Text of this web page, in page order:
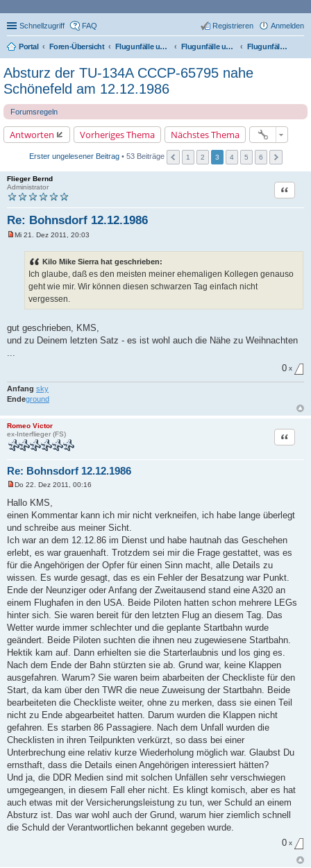
Schnellzugriff FAQ Anmelden
Registrieren
Portal Foren-Übersicht Flugunfälle und Zwischenfälle Flugunfälle und Zwischenfälle (historisch) Flugunfälle & besondere Vorkommnisse bei der Interflug
Absturz der TU-134A CCCP-65795 nahe
Schönefeld am 12.12.1986
Forumsregeln
Antworten Vorheriges Thema Nächstes Thema
Erster ungelesener Beitrag• 53 Beiträge 1 2 3 4 5 6
Flieger Bernd
Administrator
Re: Bohnsdorf 12.12.1986
Zitat
B
e
g
Mi 21. Dez 2011, 20:03
Kilo Mike Sierra hat geschrieben:
Ich glaube, daß es den meisten meiner ehemaligen Kollegen genauso
geht wie mir. Wir können diesen schwarzen Tag einfach nicht
vergessen.
gut geschrieben, KMS,
und zu Deinem letzten Satz - es ist wohl auch die Nähe zu Weihnachten
...
0 x
Anfang sky
Endeground
Romeo Victor
ex-Interflieger (FS)
Re: Bohnsdorf 12.12.1986
Zitat
n
g
e
e
s
e
n
e
B
e
t
r
a
g
Do 22. Dez 2011, 00:16
Hallo KMS,
einen Kommentar kann ich mir nicht verkneifen, ich habe lange überlegt
und schreibe aus meiner Sicht.
Ich war an dem 12.12.86 im Dienst und habe hautnah das Geschehen
erlebt, es war grauenhaft. Trotzdem sei mir die Frage gestattet, was es
für die Angehörigen der Opfer für einen Sinn macht, alle Details zu
wissen. Es wurde gesagt, das es ein Fehler der Besatzung war Punkt.
Ende der Neunziger oder Anfang der Zweitausend stand eine A320 an
einem Flughafen in den USA. Beide Piloten hatten schon mehrere LEGs
hinter sich. Sie waren bereit für den letzten Flug an diesem Tag. Das
Wetter wurde immer schlechter und die geplante Startbahn wurde
geändert. Beide Piloten suchten die ihnen neu zugewiesene Startbahn.
Hektik kam auf. Dann erhielten sie die Starterlaubnis und los ging es.
Nach dem Ende der Bahn stürzten sie ab. Grund war, keine Klappen
ausgefahren. Warum? Sie waren beim abarbeiten der Checkliste für den
Start, da kam über den TWR die neue Zuweisung der Startbahn. Beide
bearbeiteten die Checkliste weiter, ohne zu merken, dass sie einen Teil
nicht zu Ende abgearbeitet hatten. Darum wurden die Klappen nicht
gefahren. Es starben 86 Passagiere. Nach dem Unfall wurden die
Checklisten in ihren Teilpunkten verkürzt, so dass bei einer
Unterbrechung eine relativ kurze Wiederholung möglich war. Glaubst Du
ernsthaft, dass die Details einen Angehörigen interessiert hätten?
Und ja, die DDR Medien sind mit solchen Unfällen sehr verschwiegen
umgegeangen, in diesem Fall eher nicht. Es klingt komisch, aber es hat
auch etwas mit der Versicherungsleistung zu tun, wer Schuld an einem
Absturz ist. Das war wohl auch der Grund, warum hier ziemlich schnell
die Schuld der Verantwortlichen bekannt gegeben wurde.
0 x